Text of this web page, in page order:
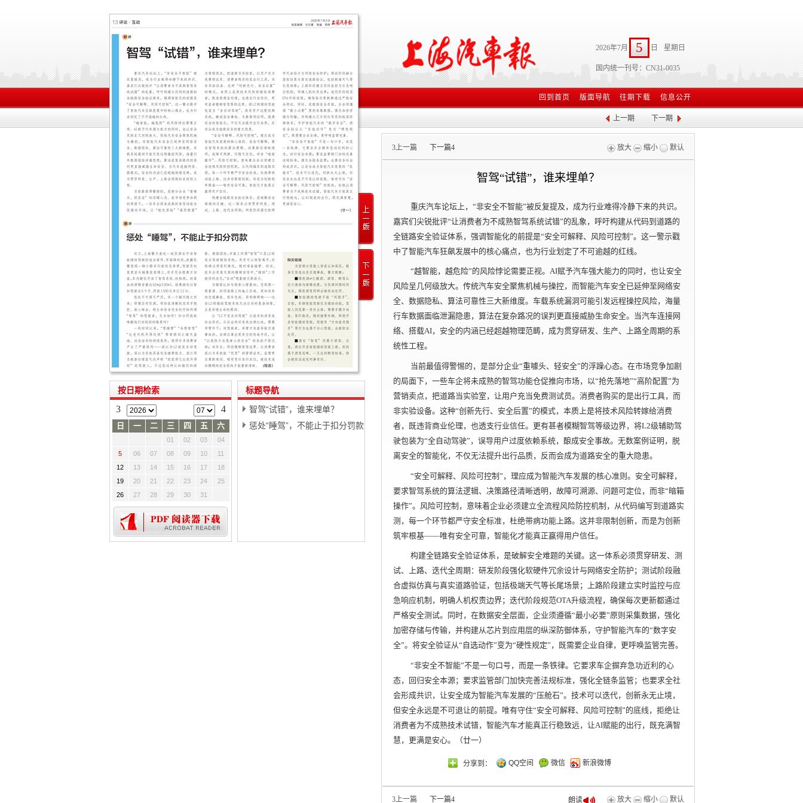
2026年7月 5 日 星期日
国内统一刊号：CN31-0035
回到首页 版面导航 往期下载 信息公开
上一期 下一期
标题导航
智驾“试错”，谁来埋单？
惩处“睡驾”，不能止于扣分罚款
按日期检索
3 4
日 一 二 三 四 五 六
01 02 03
04
5
06 07 08 09 10
11
12
13 14 15 16 17
18
19
20 21 22 23 24
25
26
27 28 29 30 31
3上一篇 下一篇4 放大 缩小 默认
智驾“试错”，谁来埋单？
重庆汽车论坛上，“非安全不智能”被反复提及，成为行业难得冷静下来的共识。
嘉宾们尖锐批评“让消费者为不成熟智驾系统试错”的乱象，呼吁构建从代码到道路的
全链路安全验证体系，强调智能化的前提是“安全可解释、风险可控制”。这一警示戳
中了智能汽车狂飙发展中的核心痛点，也为行业划定了不可逾越的红线。
“越智能，越危险”的风险悖论需要正视。AI赋予汽车强大能力的同时，也让安全
风险呈几何级放大。传统汽车安全聚焦机械与操控，而智能汽车安全已延伸至网络安
全、数据隐私、算法可靠性三大新维度。车载系统漏洞可能引发远程操控风险，海量
行车数据面临泄漏隐患，算法在复杂路况的误判更直接威胁生命安全。当汽车连接网
络、搭载AI，安全的内涵已经超越物理范畴，成为贯穿研发、生产、上路全周期的系
统性工程。
当前最值得警惕的，是部分企业“重噱头、轻安全”的浮躁心态。在市场竞争加剧
的局面下，一些车企将未成熟的智驾功能仓促推向市场，以“抢先落地”“高阶配置”为
营销卖点，把道路当实验室，让用户充当免费测试员。消费者购买的是出行工具，而
非实验设备。这种“创新先行、安全后置”的模式，本质上是将技术风险转嫁给消费
者，既违背商业伦理，也透支行业信任。更有甚者模糊智驾等级边界，将L2级辅助驾
驶包装为“全自动驾驶”，误导用户过度依赖系统，酿成安全事故。无数案例证明，脱
离安全的智能化，不仅无法提升出行品质，反而会成为道路安全的重大隐患。
“安全可解释、风险可控制”，理应成为智能汽车发展的核心准则。安全可解释，
要求智驾系统的算法逻辑、决策路径清晰透明，故障可溯源、问题可定位，而非“暗箱
操作”。风险可控制，意味着企业必须建立全流程风险防控机制，从代码编写到道路实
测，每一个环节都严守安全标准，杜绝带病功能上路。这并非限制创新，而是为创新
筑牢根基——唯有安全可靠，智能化才能真正赢得用户信任。
构建全链路安全验证体系，是破解安全难题的关键。这一体系必须贯穿研发、测
试、上路、迭代全周期：研发阶段强化软硬件冗余设计与网络安全防护；测试阶段融
合虚拟仿真与真实道路验证，包括极端天气等长尾场景；上路阶段建立实时监控与应
急响应机制，明确人机权责边界；迭代阶段规范OTA升级流程，确保每次更新都通过
严格安全测试。同时，在数据安全层面，企业须遵循“最小必要”原则采集数据，强化
加密存储与传输，并构建从芯片到应用层的纵深防御体系，守护智能汽车的“数字安
全”。将安全验证从“自选动作”变为“硬性规定”，既需要企业自律，更呼唤监管完善。
“非安全不智能”不是一句口号，而是一条铁律。它要求车企摒弃急功近利的心
态，回归安全本源；要求监管部门加快完善法规标准，强化全链条监管；也要求全社
会形成共识，让安全成为智能汽车发展的“压舱石”。技术可以迭代，创新永无止境，
但安全永远是不可退让的前提。唯有守住“安全可解释、风险可控制”的底线，拒绝让
消费者为不成熟技术试错，智能汽车才能真正行稳致远，让AI赋能的出行，既充满智
慧，更满是安心。（廿一）
分享到： QQ空间 微信 新浪微博
3上一篇 下一篇4 放大 缩小 默认
朗读